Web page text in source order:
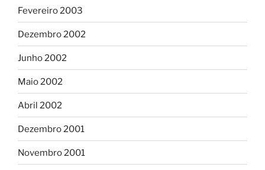
Fevereiro 2003
Dezembro 2002
Junho 2002
Maio 2002
Abril 2002
Dezembro 2001
Novembro 2001